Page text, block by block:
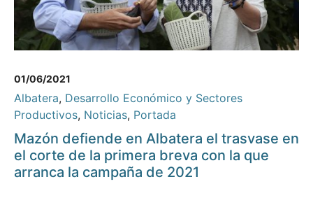
01/06/2021
Albatera, Desarrollo Económico y Sectores
Productivos, Noticias, Portada
Mazón defiende en Albatera el trasvase en
el corte de la primera breva con la que
arranca la campaña de 2021